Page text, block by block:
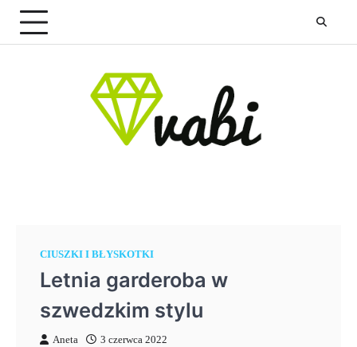
Skip
content
CIUSZKI I BŁYSKOTKI
Letnia garderoba w
szwedzkim stylu
Aneta 3 czerwca 2022